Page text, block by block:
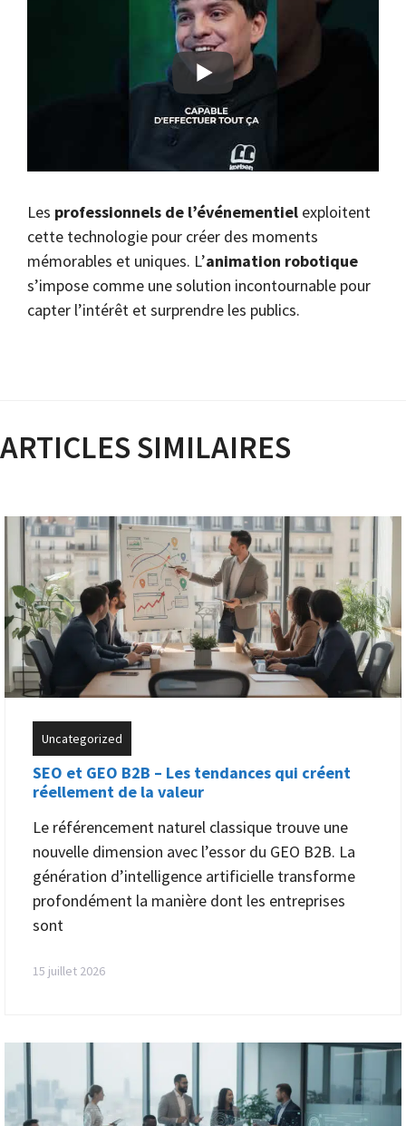
Les professionnels de l’événementiel exploitent
cette technologie pour créer des moments
mémorables et uniques. L’animation robotique
s’impose comme une solution incontournable pour
capter l’intérêt et surprendre les publics.
ARTICLES SIMILAIRES
Uncategorized
SEO et GEO B2B – Les tendances qui créent
réellement de la valeur
Le référencement naturel classique trouve une
nouvelle dimension avec l’essor du GEO B2B. La
génération d’intelligence artificielle transforme
profondément la manière dont les entreprises
sont
15 juillet 2026